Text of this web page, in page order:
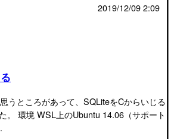
2019/12/09 2:09
うところがあって、SQLiteをCからいじる
。 環境 WSL上のUbuntu 14.06（サポート